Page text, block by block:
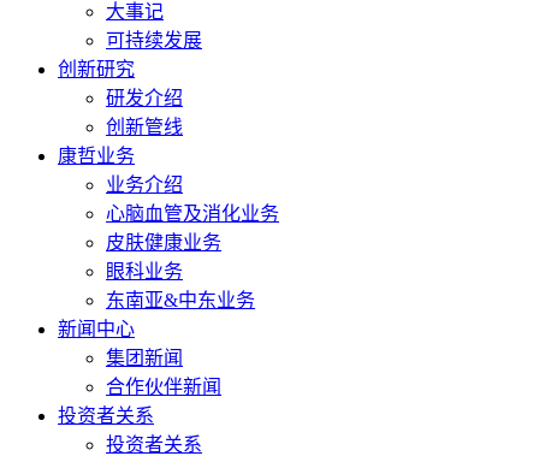
大事记
可持续发展
创新研究
研发介绍
创新管线
康哲业务
业务介绍
心脑血管及消化业务
皮肤健康业务
眼科业务
东南亚&中东业务
新闻中心
集团新闻
合作伙伴新闻
投资者关系
投资者关系